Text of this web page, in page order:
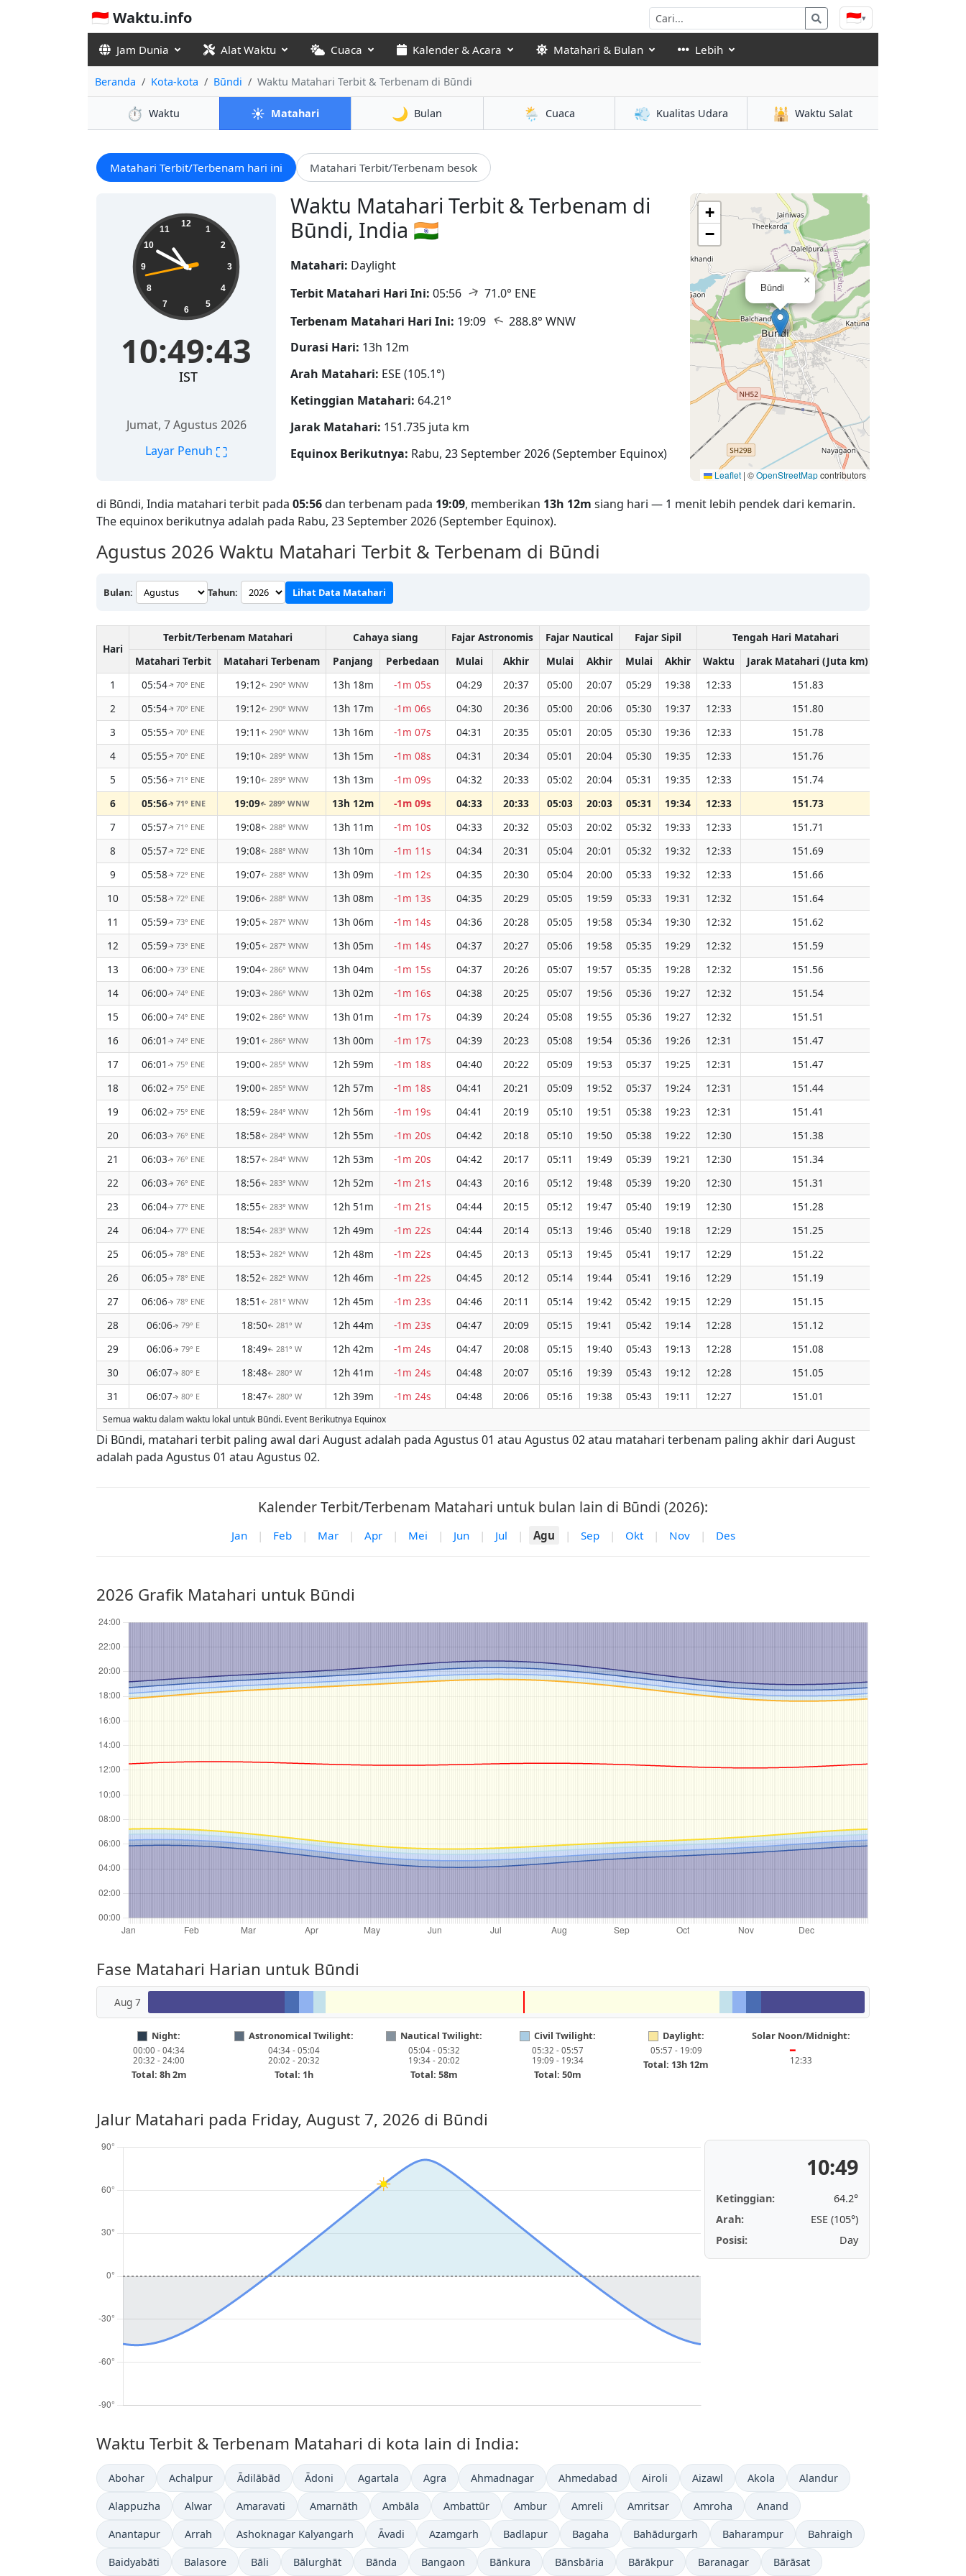
🇮🇩 Waktu.info 🇮🇩▾
Jam Dunia Alat Waktu Cuaca Kalender & Acara Matahari & Bulan Lebih
Beranda Kota-kota Būndi Waktu Matahari Terbit & Terbenam di Būndi
⏱️ Waktu ☀️ Matahari 🌙 Bulan 🌦️ Cuaca 💨 Kualitas Udara 🕌 Waktu Salat
Matahari Terbit/Terbenam hari ini Matahari Terbit/Terbenam besok
Waktu Matahari Terbit & Terbenam di
Būndi, India 🇮🇳
10:49:44 12
1
2
3
4
5
6
7
8
9
10
11
10:49:44
IST
Jumat, 7 Agustus 2026
Layar Penuh ⛶
Matahari: Daylight
Terbit Matahari Hari Ini: 05:56 ↑ 71.0° ENE
Terbenam Matahari Hari Ini: 19:09 ↑ 288.8° WNW
Durasi Hari: 13h 12m
Arah Matahari: ESE (105.1°)
Ketinggian Matahari: 64.21°
Jarak Matahari: 151.735 juta km
Equinox Berikutnya: Rabu, 23 September 2026 (September Equinox)
Būndi
×
+
−
Leaflet | ©OpenStreetMapcontributors
di Būndi, India matahari terbit pada 05:56dan terbenam pada 19:09, memberikan 13h 12m siang hari — 1 menit lebih pendek dari kemarin.
The equinox berikutnya adalah pada Rabu, 23 September 2026 (September Equinox).
Agustus 2026 Waktu Matahari Terbit & Terbenam di Būndi
Bulan: Tahun: Lihat Data Matahari
Hari
Terbit/Terbenam Matahari Cahaya siang Fajar Astronomis Fajar Nautical Fajar Sipil
Tengah Hari Matahari
Matahari Terbit
Matahari Terbenam Panjang Perbedaan Mulai Akhir Mulai Akhir Mulai Akhir Waktu
Jarak Matahari (Juta km)
1
05:54↑70° ENE 19:12↑ 290° WNW 13h 18m -1m 05s 04:29 20:37 05:00 20:07 05:29 19:38 12:33
151.83
2
05:54↑70° ENE 19:12↑ 290° WNW 13h 17m -1m 06s 04:30 20:36 05:00 20:06 05:30 19:37 12:33
151.80
3
05:55↑70° ENE 19:11 ↑ 290° WNW 13h 16m -1m 07s 04:31 20:35 05:01 20:05 05:30 19:36 12:33
151.78
4
05:55↑70° ENE 19:10↑ 289° WNW 13h 15m -1m 08s 04:31 20:34 05:01 20:04 05:30 19:35 12:33
151.76
5
05:56↑71° ENE 19:10↑ 289° WNW 13h 13m -1m 09s 04:32 20:33 05:02 20:04 05:31 19:35 12:33
151.74
6
05:56↑ 71° ENE 19:09↑ 289° WNW 13h 12m -1m 09s 04:33 20:33 05:03 20:03 05:31 19:34 12:33
151.73
7
05:57↑71° ENE 19:08↑ 288° WNW 13h 11m -1m 10s 04:33 20:32 05:03 20:02 05:32 19:33 12:33
151.71
8
05:57↑72° ENE 19:08↑ 288° WNW 13h 10m -1m 11s 04:34 20:31 05:04 20:01 05:32 19:32 12:33
151.69
9
05:58↑72° ENE 19:07↑ 288° WNW 13h 09m -1m 12s 04:35 20:30 05:04 20:00 05:33 19:32 12:33
151.66
10
05:58↑72° ENE 19:06↑ 288° WNW 13h 08m -1m 13s 04:35 20:29 05:05 19:59 05:33 19:31 12:32
151.64
11
05:59↑73° ENE 19:05↑ 287° WNW 13h 06m -1m 14s 04:36 20:28 05:05 19:58 05:34 19:30 12:32
151.62
12
05:59↑73° ENE 19:05↑ 287° WNW 13h 05m -1m 14s 04:37 20:27 05:06 19:58 05:35 19:29 12:32
151.59
13
06:00↑73° ENE 19:04↑ 286° WNW 13h 04m -1m 15s 04:37 20:26 05:07 19:57 05:35 19:28 12:32
151.56
14
06:00↑ 74° ENE 19:03↑ 286° WNW 13h 02m -1m 16s 04:38 20:25 05:07 19:56 05:36 19:27 12:32
151.54
15
06:00↑ 74° ENE 19:02↑ 286° WNW 13h 01m -1m 17s 04:39 20:24 05:08 19:55 05:36 19:27 12:32
151.51
16
06:01 ↑ 74° ENE 19:01 ↑ 286° WNW 13h 00m -1m 17s 04:39 20:23 05:08 19:54 05:36 19:26 12:31
151.47
17
06:01 ↑ 75° ENE 19:00↑ 285° WNW 12h 59m -1m 18s 04:40 20:22 05:09 19:53 05:37 19:25 12:31
151.47
18
06:02↑ 75° ENE 19:00↑ 285° WNW 12h 57m -1m 18s 04:41 20:21 05:09 19:52 05:37 19:24 12:31
151.44
19
06:02↑ 75° ENE 18:59↑ 284° WNW 12h 56m -1m 19s 04:41 20:19 05:10 19:51 05:38 19:23 12:31
151.41
20
06:03↑ 76° ENE 18:58↑ 284° WNW 12h 55m -1m 20s 04:42 20:18 05:10 19:50 05:38 19:22 12:30
151.38
21
06:03↑ 76° ENE 18:57↑ 284° WNW 12h 53m -1m 20s 04:42 20:17 05:11 19:49 05:39 19:21 12:30
151.34
22
06:03↑ 76° ENE 18:56↑ 283° WNW 12h 52m -1m 21s 04:43 20:16 05:12 19:48 05:39 19:20 12:30
151.31
23
06:04↑ 77° ENE 18:55↑ 283° WNW 12h 51m -1m 21s 04:44 20:15 05:12 19:47 05:40 19:19 12:30
151.28
24
06:04↑ 77° ENE 18:54↑ 283° WNW 12h 49m -1m 22s 04:44 20:14 05:13 19:46 05:40 19:18 12:29
151.25
25
06:05↑ 78° ENE 18:53↑ 282° WNW 12h 48m -1m 22s 04:45 20:13 05:13 19:45 05:41 19:17 12:29
151.22
26
06:05↑ 78° ENE 18:52↑ 282° WNW 12h 46m -1m 22s 04:45 20:12 05:14 19:44 05:41 19:16 12:29
151.19
27
06:06↑ 78° ENE 18:51 ↑ 281° WNW 12h 45m -1m 23s 04:46 20:11 05:14 19:42 05:42 19:15 12:29
151.15
28
06:06↑ 79° E 18:50↑ 281° W 12h 44m -1m 23s 04:47 20:09 05:15 19:41 05:42 19:14 12:28
151.12
29
06:06↑ 79° E 18:49↑ 281° W 12h 42m -1m 24s 04:47 20:08 05:15 19:40 05:43 19:13 12:28
151.08
30
06:07↑ 80° E 18:48↑ 280° W 12h 41m -1m 24s 04:48 20:07 05:16 19:39 05:43 19:12 12:28
151.05
31
06:07↑ 80° E 18:47↑ 280° W 12h 39m -1m 24s 04:48 20:06 05:16 19:38 05:43 19:11 12:27 151.01
Semua waktu dalam waktu lokal untuk Būndi. Event Berikutnya Equinox
Di Būndi, matahari terbit paling awal dari August adalah pada Agustus 01 atau Agustus 02 atau matahari terbenam paling akhir dari August
adalah pada Agustus 01 atau Agustus 02.
Kalender Terbit/Terbenam Matahari untuk bulan lain di Būndi (2026):
Jan | Feb | Mar | Apr | Mei | Jun | Jul | Agu | Sep | Okt | Nov | Des
2026 Grafik Matahari untuk Būndi
Fase Matahari Harian untuk Būndi
Aug 7
Night:
00:00 - 04:34
20:32 - 24:00
Total: 8h 2m
Astronomical Twilight:
04:34 - 05:04
20:02 - 20:32
Total: 1h
Nautical Twilight:
05:04 - 05:32
19:34 - 20:02
Total: 58m
Civil Twilight:
05:32 - 05:57
19:09 - 19:34
Total: 50m
Daylight:
05:57 - 19:09
Total: 13h 12m
Solar Noon/Midnight:
━
12:33
Jalur Matahari pada Friday, August 7, 2026 di Būndi
10:49
Ketinggian:
64.2°
Arah:
ESE (105°)
Posisi:
Day
Waktu Terbit & Terbenam Matahari di kota lain di India:
Abohar Achalpur Ādilābād Ādoni Agartala Agra Ahmadnagar Ahmedabad Airoli Aizawl Akola Alandur
Alappuzha Alwar Amaravati Amarnāth Ambāla Ambattūr Ambur Amreli Amritsar Amroha Anand
Anantapur Arrah Ashoknagar Kalyangarh Āvadi Azamgarh Badlapur Bagaha Bahādurgarh Baharampur Bahraigh
Baidyabāti Balasore Bāli Bālurghāt Bānda Bangaon Bānkura Bānsbāria Bārākpur Baranagar Bārāsat